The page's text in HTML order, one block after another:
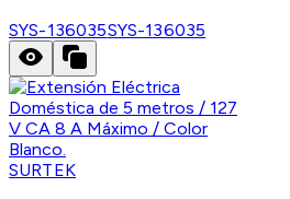
SYS-136035SYS-136035
SURTEK